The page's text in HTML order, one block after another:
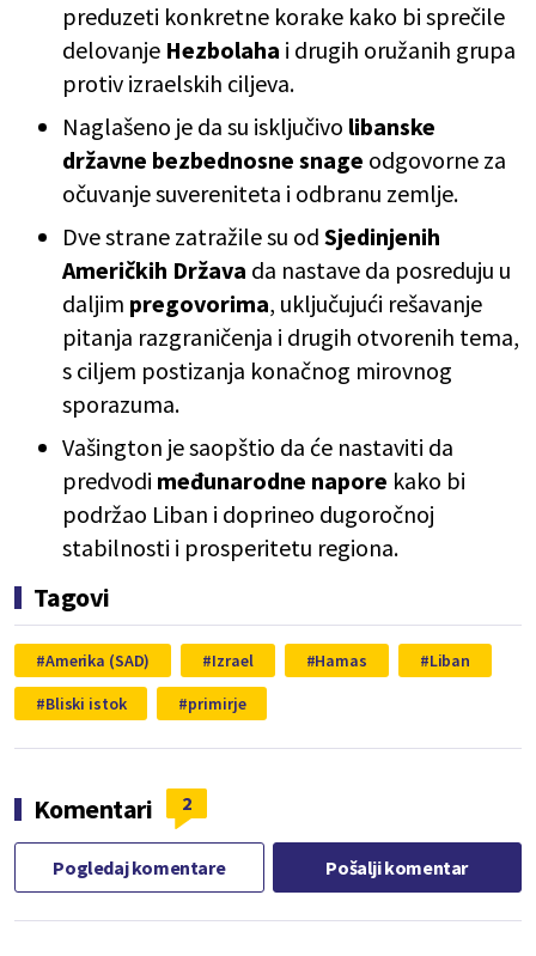
preduzeti konkretne korake kako bi sprečile
delovanje Hezbolaha i drugih oružanih grupa
protiv izraelskih ciljeva.
Naglašeno je da su isključivo libanske
državne bezbednosne snage odgovorne za
očuvanje suvereniteta i odbranu zemlje.
Dve strane zatražile su od Sjedinjenih
Američkih Država da nastave da posreduju u
daljim pregovorima, uključujući rešavanje
pitanja razgraničenja i drugih otvorenih tema,
s ciljem postizanja konačnog mirovnog
sporazuma.
Vašington je saopštio da će nastaviti da
predvodi međunarodne napore kako bi
podržao Liban i doprineo dugoročnoj
stabilnosti i prosperitetu regiona.
Tagovi
Amerika (SAD) Izrael Hamas
Liban
Bliski istok
primirje
Komentari 2
Pogledaj komentare Pošalji komentar